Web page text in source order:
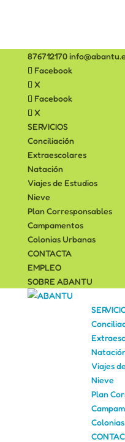
876712170
Facebook
X
Facebook
X
SERVICIOS
Conciliación
Extraescolares
Natación
Viajes de Estudios
Nieve
Plan Corresponsables
Campamentos
Colonias Urbanas
CONTACTA
EMPLEO
SOBRE ABANTU
Viajes
Nieve
Plan